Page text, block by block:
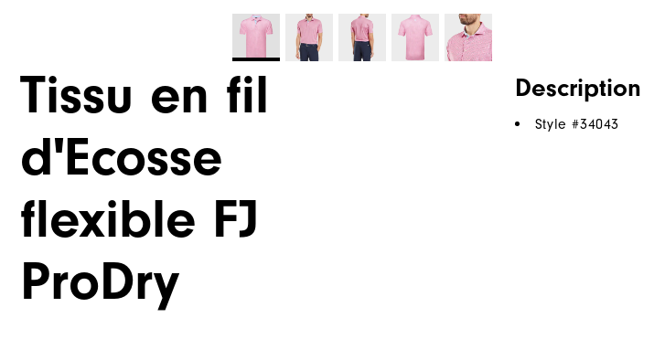
Tissu en fil
d'Ecosse
flexible FJ
ProDry
Description
Style #34043